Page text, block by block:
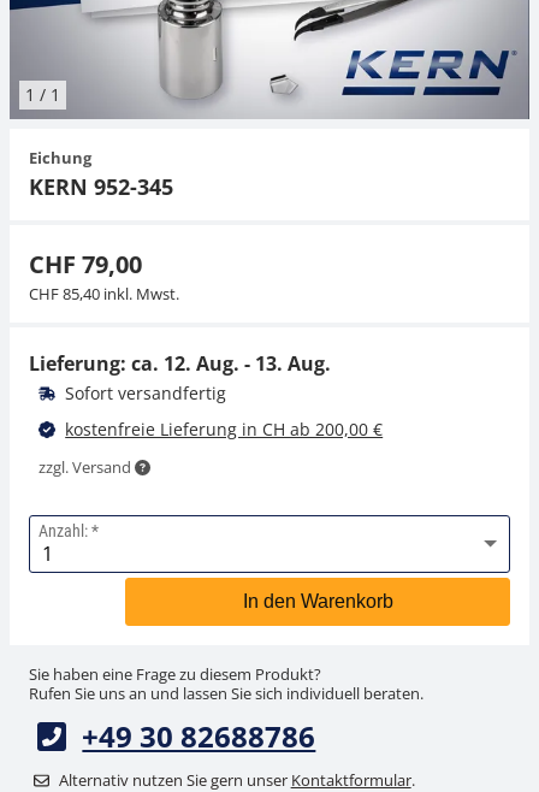
1 / 1
Eichung
KERN 952-345
CHF 79,00
CHF 85,40 inkl. Mwst.
Lieferung: ca. 12. Aug. - 13. Aug.
Sofort versandfertig
kostenfreie Lieferung in CH ab 200,00 €
zzgl. Versand
Anzahl:
In den Warenkorb
Sie haben eine Frage zu diesem Produkt?
Rufen Sie uns an und lassen Sie sich individuell beraten.
+49 30 82688786
Alternativ nutzen Sie gern unser Kontaktformular.
Kranwaagen
Tischwaagen
Zubehör
Zug- und Druck-Kraftmesszellen
Zugvorrichtungen
Externe Beleuchtungseinheiten
Mikroskopkameras
Expertenanwendungen
Universelle Anwendungen
Farbmessung
Zubehör